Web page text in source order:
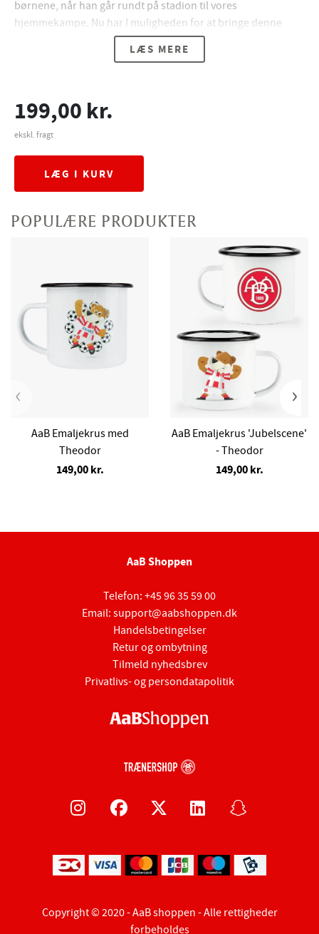
børnene, når han går rundt på stadion til vores
hjemmekampe. Nu har I muligheden for at bringe denne
glæde med hjem i form af dette print af Theodor, som er
trykt på lærred. Det vil passe perfekt på ethvert
Størrelse: 18 x 24 cm.
OBS: Ramme medfølger ikke
LÆS MERE
199,00 kr.
ekskl. fragt
LÆG I KURV
POPULÆRE PRODUKTER
AaB Emaljekrus med
Theodor
149,00 kr.
AaB Emaljekrus 'Jubelscene'
- Theodor
149,00 kr.
‹ ›
AaB Shoppen
Telefon: +45 96 35 59 00
Email: support@aabshoppen.dk
Handelsbetingelser
Retur og ombytning
Tilmeld nyhedsbrev
Privatlivs- og persondatapolitik
Copyright © 2020 - AaB shoppen - Alle rettigheder
forbeholdes